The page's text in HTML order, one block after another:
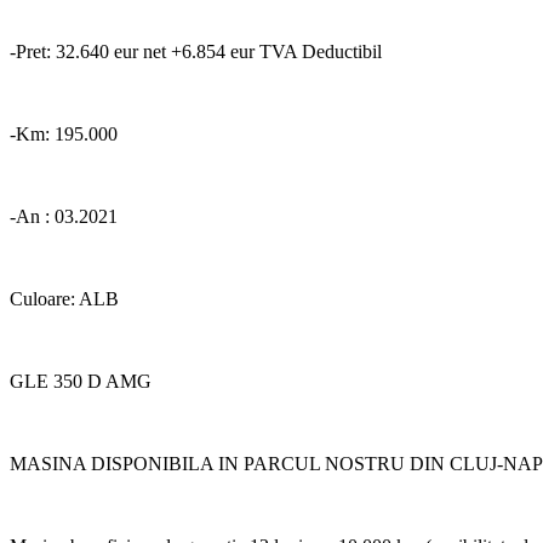
-Pret: 32.640 eur net +6.854 eur TVA Deductibil
-Km: 195.000
-An : 03.2021
Culoare: ALB
GLE 350 D AMG
MASINA DISPONIBILA IN PARCUL NOSTRU DIN CLUJ-